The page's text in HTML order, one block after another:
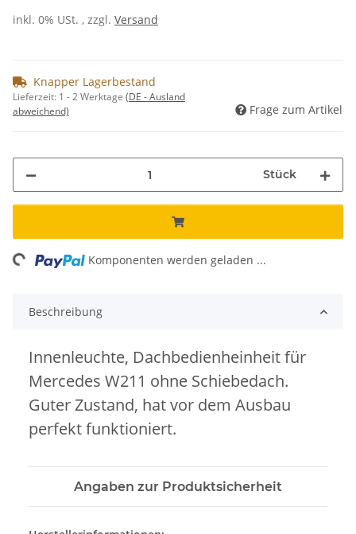
inkl. 0% USt. , zzgl. Versand
Knapper Lagerbestand
Lieferzeit: 1 - 2 Werktage (DE - Ausland
abweichend)
Frage zum Artikel
Stück
Komponenten werden geladen ...
Beschreibung
Innenleuchte, Dachbedienheinheit für
Mercedes W211 ohne Schiebedach.
Guter Zustand, hat vor dem Ausbau
perfekt funktioniert.
Angaben zur Produktsicherheit